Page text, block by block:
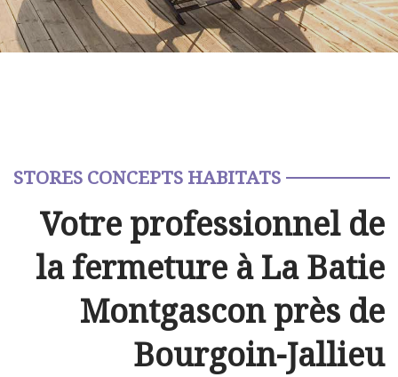
STORES CONCEPTS HABITATS
Votre professionnel de
la fermeture à La Batie
Montgascon près de
Bourgoin-Jallieu